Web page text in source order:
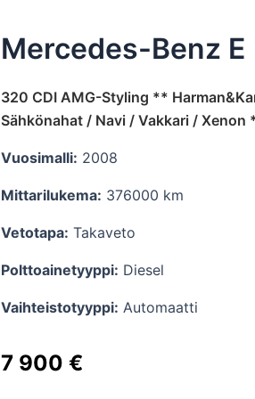
Mercedes-Benz E
320 CDI AMG-Styling **
Sähkönahat / Navi / Vakkari / Xenon
Vuosimalli: 2008
Mittarilukema: 376000 km
Vetotapa: Takaveto
Polttoainetyyppi: Diesel
Vaihteistotyyppi: Automaatti
7 900 €